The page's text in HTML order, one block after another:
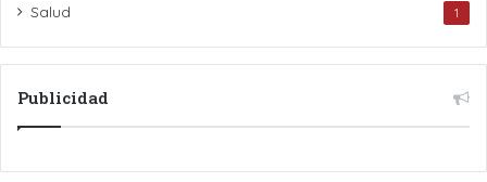
Salud 1
Publicidad